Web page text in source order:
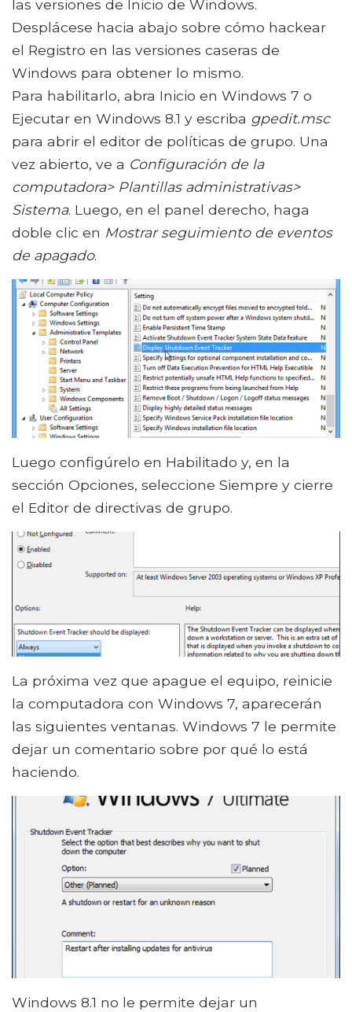
las versiones de Inicio de Windows.
Desplácese hacia abajo sobre cómo hackear
el Registro en las versiones caseras de
Windows para obtener lo mismo.
Para habilitarlo, abra Inicio en Windows 7 o
Ejecutar en Windows 8.1 y escriba gpedit.msc
para abrir el editor de políticas de grupo. Una
vez abierto, ve a Configuración de la
computadora> Plantillas administrativas>
Sistema. Luego, en el panel derecho, haga
doble clic en Mostrar seguimiento de eventos
de apagado.
Luego configúrelo en Habilitado y, en la
sección Opciones, seleccione Siempre y cierre
el Editor de directivas de grupo.
La próxima vez que apague el equipo, reinicie
la computadora con Windows 7, aparecerán
las siguientes ventanas. Windows 7 le permite
dejar un comentario sobre por qué lo está
haciendo.
Windows 8.1 no le permite dejar un